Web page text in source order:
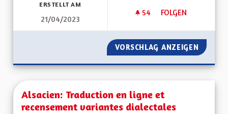
ERSTELLT AM
21/04/2023
54 54 FOLLOWER
FOLGEN
RENDRE LES
VORSCHLAG ANZEIGEN
Alsacien: Traduction en ligne et
recensement variantes dialectales